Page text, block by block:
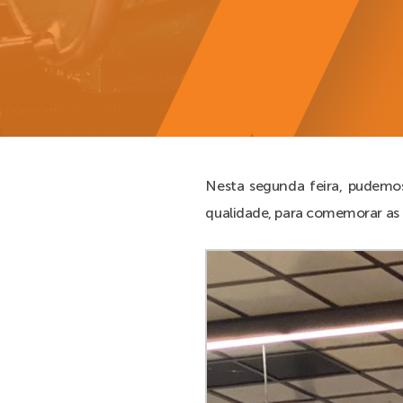
Nesta segunda feira,
qualidade, para comemorar